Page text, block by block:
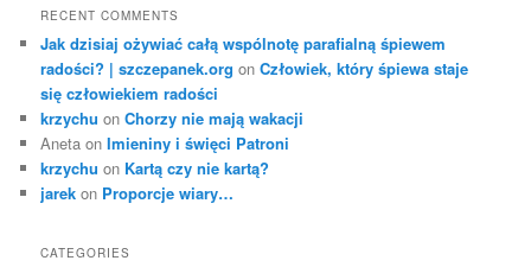
RECENT COMMENTS
Jak dzisiaj ożywiać całą wspólnotę parafialną śpiewem
radości? | szczepanek.org onCzłowiek, który śpiewa staje
się człowiekiem radości
krzychu onChorzy nie mają wakacji
Aneta onImieniny i święci Patroni
krzychu on Kartą czy nie kartą?
jarek on Proporcje wiary…
CATEGORIES